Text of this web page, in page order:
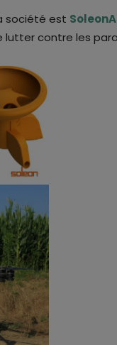
société est
contre les